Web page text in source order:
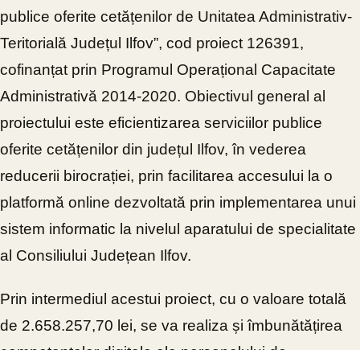
publice oferite cetățenilor de Unitatea Administrativ-
Teritorială Județul Ilfov”, cod proiect 126391,
cofinanțat prin Programul Operațional Capacitate
Administrativă 2014-2020. Obiectivul general al
proiectului este eficientizarea serviciilor publice
oferite cetățenilor din județul Ilfov, în vederea
reducerii birocrației, prin facilitarea accesului la o
platformă online dezvoltată prin implementarea unui
sistem informatic la nivelul aparatului de specialitate
al Consiliului Județean Ilfov.
Prin intermediul acestui proiect, cu o valoare totală
de 2.658.257,70 lei, se va realiza și îmbunătățirea